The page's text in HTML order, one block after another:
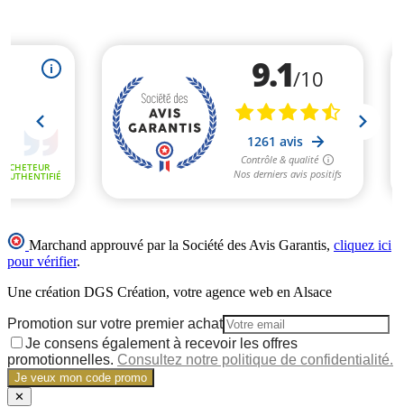
Marchand approuvé par la Société des Avis Garantis, cliquez ici
pour vérifier.
Une création DGS Création, votre agence web en Alsace
Promotion sur votre premier achat
Je consens également à recevoir les offres
promotionnelles. Consultez notre politique de confidentialité.
Je veux mon code promo
✕